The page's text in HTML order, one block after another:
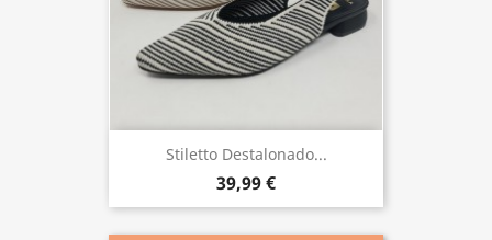
Stiletto Destalonado...
39,99 €